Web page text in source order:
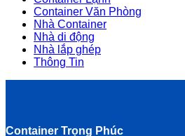
Container Văn Phòng
Nhà Container
Nhà di động
Nhà lắp ghép
Thông Tin
Container Trọng Phúc